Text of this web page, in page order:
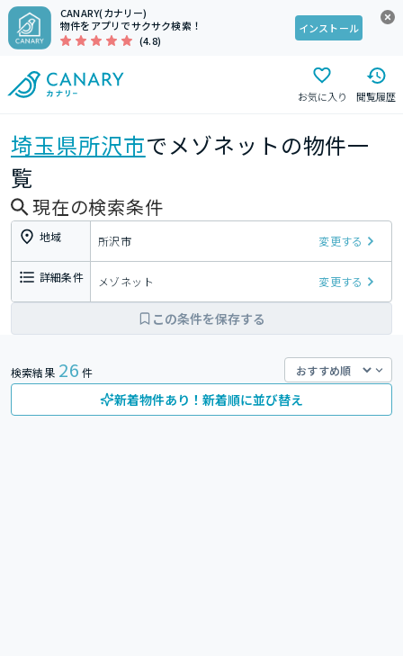
CANARY(カナリー)
物件をアプリでサクサク検索！
(4.8)
インストール
お気に入り 閲覧履歴
埼玉県所沢市でメゾネットの物件一
覧
現在の検索条件
地域 所沢市 変更する
詳細条件 メゾネット 変更する
この条件を保存する
検索結果 26 件
新着物件あり！新着順に並び替え